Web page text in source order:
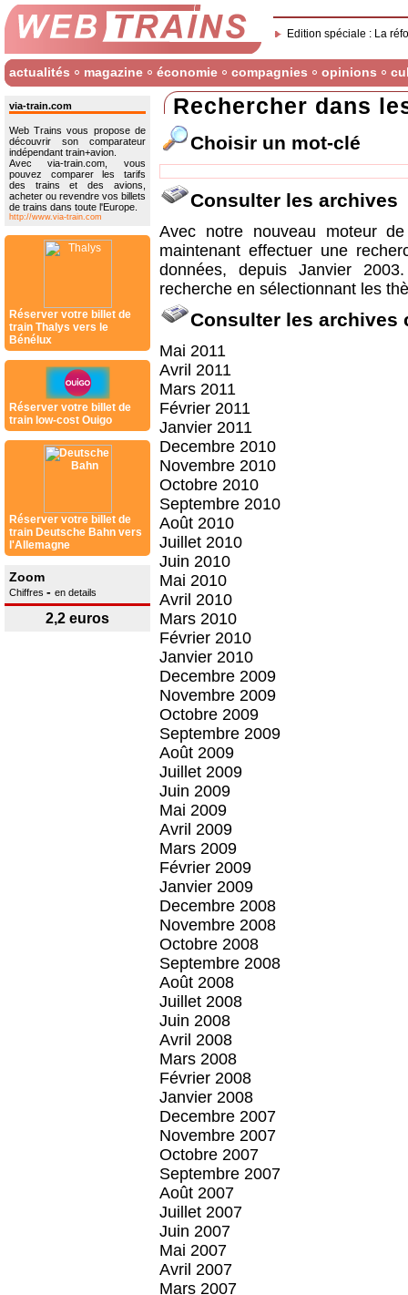
Edition spéciale : La
actualités magazine économie compagnies opinions
via-train.com
Web Trains vous propose de
découvrir son comparateur
indépendant train+avion.
Avec via-train.com, vous
pouvez comparer les tarifs
des trains et des avions,
acheter ou revendre vos billets
de trains dans toute l'Europe.
http://www.via-train.com
Réserver votre billet de
train Thalys vers le
Bénélux
Réserver votre billet de
train low-cost Ouigo
Réserver votre billet de
train Deutsche Bahn vers
l'Allemagne
Zoom
Chiffres - en details
2,2 euros
Rechercher dans
Choisir un mot-clé
Consulter les archives
Avec notre nouveau moteur
maintenant effectuer une
données, depuis Janvier
recherche en sélectionnant les
Consulter les archives
Mai 2011
Avril 2011
Mars 2011
Février 2011
Janvier 2011
Decembre 2010
Novembre 2010
Octobre 2010
Septembre 2010
Août 2010
Juillet 2010
Juin 2010
Mai 2010
Avril 2010
Mars 2010
Février 2010
Janvier 2010
Decembre 2009
Novembre 2009
Octobre 2009
Septembre 2009
Août 2009
Juillet 2009
Juin 2009
Mai 2009
Avril 2009
Mars 2009
Février 2009
Janvier 2009
Decembre 2008
Novembre 2008
Octobre 2008
Septembre 2008
Août 2008
Juillet 2008
Juin 2008
Avril 2008
Mars 2008
Février 2008
Janvier 2008
Decembre 2007
Novembre 2007
Octobre 2007
Septembre 2007
Août 2007
Juillet 2007
Juin 2007
Mai 2007
Avril 2007
Mars 2007